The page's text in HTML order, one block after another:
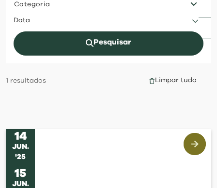
balcão digital
visit
Categoria
Data
Pesquisar
1 resultados Limpar tudo
14
JUN .
'25
15
JUN .